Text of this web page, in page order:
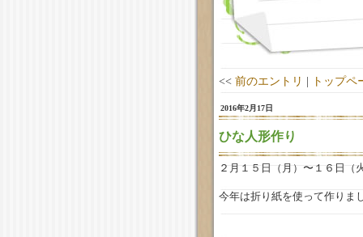
<<前のエントリ | トップペ
2016年2月17日
ひな人形作り
２月１５日（月）〜１６日
今年は折り紙を使って作りま